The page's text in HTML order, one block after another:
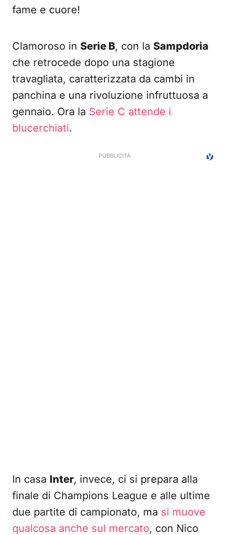
fame e cuore!
Clamoroso in Serie B, con la Sampdoria
che retrocede dopo una stagione
travagliata, caratterizzata da cambi in
panchina e una rivoluzione infruttuosa a
gennaio. Ora la Serie C attende i
blucerchiati.
In casa Inter, invece, ci si prepara alla
finale di Champions League e alle ultime
due partite di campionato, ma si muove
qualcosa anche sul mercato, con Nico